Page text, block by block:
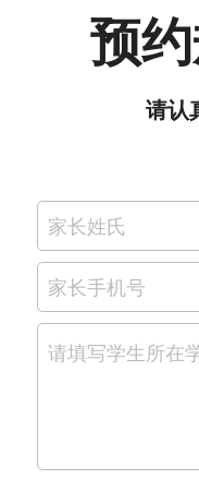
预
请认
家长姓氏
家长手机号
请填写学生所在